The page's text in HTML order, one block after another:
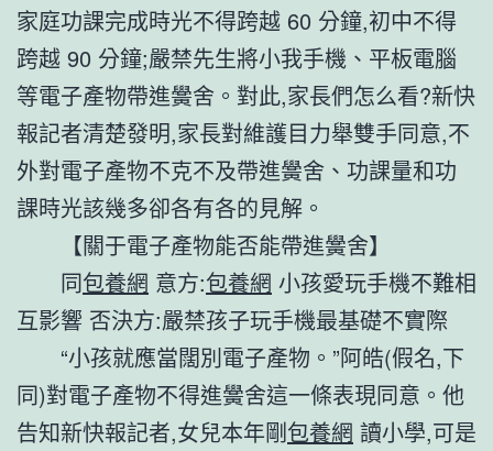
家庭功課完成時光不得跨越 60 分鐘,初中不得
跨越 90 分鐘;嚴禁先生將小我手機、平板電腦
等電子產物帶進黌舍。對此,家長們怎么看?新快
報記者清楚發明,家長對維護目力舉雙手同意,不
外對電子產物不克不及帶進黌舍、功課量和功
課時光該幾多卻各有各的見解。
【關于電子產物能否能帶進黌舍】
同包養網 意方:包養網 小孩愛玩手機不難相
互影響 否決方:嚴禁孩子玩手機最基礎不實際
“小孩就應當闊別電子產物。”阿皓(假名,下
同)對電子產物不得進黌舍這一條表現同意。他
告知新快報記者,女兒本年剛包養網 讀小學,可是